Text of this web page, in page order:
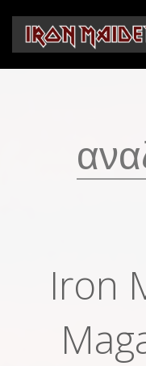
CD
Βίντεο bootlegs
Περιοδικά
Iron